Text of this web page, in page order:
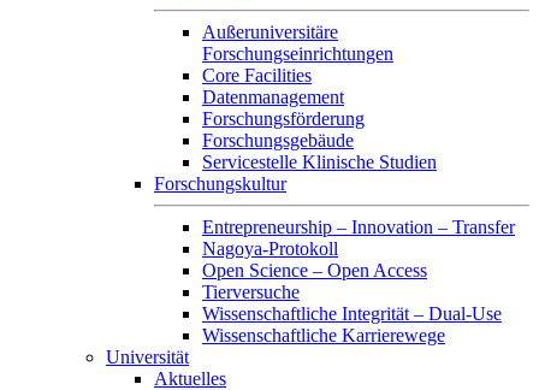
Außeruniversitäre
Forschungseinrichtungen
Core Facilities
Datenmanagement
Forschungsförderung
Forschungsgebäude
Servicestelle Klinische Studien
Forschungskultur
Entrepreneurship – Innovation – Transfer
Nagoya-Protokoll
Open Science – Open Access
Tierversuche
Wissenschaftliche Integrität – Dual-Use
Wissenschaftliche Karrierewege
Universität
Aktuelles